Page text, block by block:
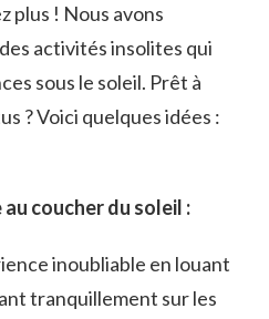
plus ! Nous avons
activités⁤ insolites qui
sous le soleil. Prêt à
? Voici quelques idées :
coucher du soleil :
inoubliable en louant
tranquillement sur les